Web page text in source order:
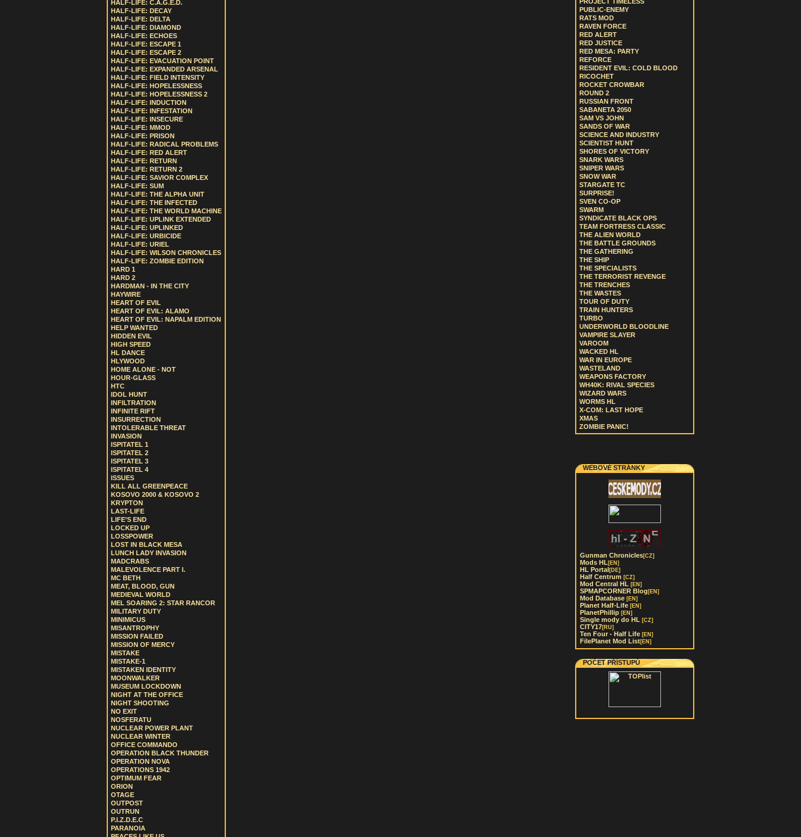
HALF-LIFE: C.A.G.E.D.
HALF-LIFE: DECAY
HALF-LIFE: DELTA
HALF-LIFE: DIAMOND
HALF-LIFE: ECHOES
HALF-LIFE: ESCAPE 1
HALF-LIFE: ESCAPE 2
HALF-LIFE: EVACUATION POINT
HALF-LIFE: EXPANDED ARSENAL
HALF-LIFE: FIELD INTENSITY
HALF-LIFE: HOPELESSNESS
HALF-LIFE: HOPELESSNESS 2
HALF-LIFE: INDUCTION
HALF-LIFE: INFESTATION
HALF-LIFE: INSECURE
HALF-LIFE: MMOD
HALF-LIFE: PRISON
HALF-LIFE: RADICAL PROBLEMS
HALF-LIFE: RED ALERT
HALF-LIFE: RETURN
HALF-LIFE: RETURN 2
HALF-LIFE: SAVIOR COMPLEX
HALF-LIFE: SUM
HALF-LIFE: THE ALPHA UNIT
HALF-LIFE: THE INFECTED
HALF-LIFE: THE WORLD MACHINE
HALF-LIFE: UPLINK EXTENDED
HALF-LIFE: UPLINKED
HALF-LIFE: URBICIDE
HALF-LIFE: URIEL
HALF-LIFE: WILSON CHRONICLES
HALF-LIFE: ZOMBIE EDITION
HARD 1
HARD 2
HARDMAN - IN THE CITY
HAYWIRE
HEART OF EVIL
HEART OF EVIL: ALAMO
HEART OF EVIL: NAPALM EDITION
HELP WANTED
HIDDEN EVIL
HIGH SPEED
HL DANCE
HLYWOOD
HOME ALONE - NOT
HOUR-GLASS
HTC
IDOL HUNT
INFILTRATION
INFINITE RIFT
INSURRECTION
INTOLERABLE THREAT
INVASION
ISPITATEL 1
ISPITATEL 2
ISPITATEL 3
ISPITATEL 4
ISSUES
KILL ALL GREENPEACE
KOSOVO 2000 & KOSOVO 2
KRYPTON
LAST-LIFE
LIFE’S END
LOCKED UP
LOSSPOWER
LOST IN BLACK MESA
LUNCH LADY INVASION
MADCRABS
MALEVOLENCE PART I.
MC BETH
MEAT, BLOOD, GUN
MEDIEVAL WORLD
MEL SOARING 2: STAR RANCOR
MILITARY DUTY
MINIMICUS
MISANTROPHY
MISSION FAILED
MISSION OF MERCY
MISTAKE
MISTAKE-1
MISTAKEN IDENTITY
MOONWALKER
MUSEUM LOCKDOWN
NIGHT AT THE OFFICE
NIGHT SHOOTING
NO EXIT
NOSFERATU
NUCLEAR POWER PLANT
NUCLEAR WINTER
OFFICE COMMANDO
OPERATION BLACK THUNDER
OPERATION NOVA
OPERATIONS 1942
OPTIMUM FEAR
ORION
OTAGE
OUTPOST
OUTRUN
P.I.Z.D.E.C
PARANOIA
PUBLIC-ENEMY
RATS MOD
RAVEN FORCE
RED ALERT
RED JUSTICE
RED MESA: PARTY
REFORCE
RESIDENT EVIL: COLD BLOOD
RICOCHET
ROCKET CROWBAR
ROUND 2
RUSSIAN FRONT
SABANETA 2050
SAM VS JOHN
SANDS OF WAR
SCIENCE AND INDUSTRY
SCIENTIST HUNT
SHORES OF VICTORY
SNARK WARS
SNIPER WARS
SNOW WAR
STARGATE TC
SURPRISE!
SVEN CO-OP
SWARM
SYNDICATE BLACK OPS
TEAM FORTRESS CLASSIC
THE ALIEN WORLD
THE BATTLE GROUNDS
THE GATHERING
THE SHIP
THE SPECIALISTS
THE TERRORIST REVENGE
THE TRENCHES
THE WASTES
TOUR OF DUTY
TRAIN HUNTERS
TURBO
UNDERWORLD BLOODLINE
VAMPIRE SLAYER
VAROOM
WACKED HL
WAR IN EUROPE
WASTELAND
WEAPONS FACTORY
WH40K: RIVAL SPECIES
WIZARD WARS
WORMS HL
X-COM: LAST HOPE
XMAS
ZOMBIE PANIC!
WEBOVÉ STRÁNKY
Gunman Chronicles[CZ]
Mods HL [EN]
HL Portal[DE]
Half Centrum [CZ]
Mod Central HL [EN]
SPMAPCORNER Blog [EN]
Mod Database [EN]
Planet Half-Life [EN]
PlanetPhillip [EN]
Single mody do HL [CZ]
CITY17[RU]
Ten Four - Half Life [EN]
FilePlanet Mod List[EN]
POČET PŘÍSTUPŮ